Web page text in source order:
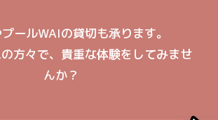
ールWAIの貸切も承ります。
方々で、貴重な体験をしてみませ
んか？